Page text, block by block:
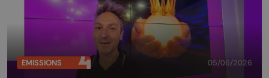
ÉMISSIONS 05/06/2026